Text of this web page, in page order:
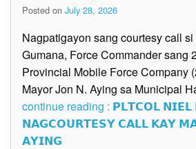
Posted on July 28, 2026
Nagpatigayon sang courtesy call
Gumana, Force Commander sang
Provincial Mobile Force Company
Mayor Jon N. Aying sa Municipal
continue reading : 𝗣𝗟𝗧𝗖𝗢𝗟
𝗡𝗔𝗚𝗖𝗢𝗨𝗥𝗧𝗘𝗦𝗬 𝗖𝗔𝗟𝗟 𝗞𝗔𝗬
𝗔𝗬𝗜𝗡𝗚